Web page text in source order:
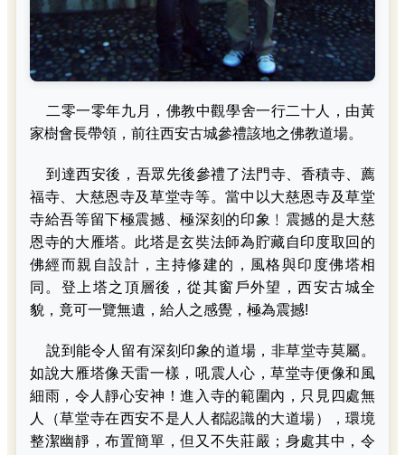
二零一零年九月，佛教中觀學舍一行二十人，由黃
家樹會長帶領，前往西安古城參禮該地之佛教道場。
到達西安後，吾眾先後參禮了法門寺、香積寺、薦
福寺、大慈恩寺及草堂寺等。當中以大慈恩寺及草堂
寺給吾等留下極震撼、極深刻的印象﹗震撼的是大慈
恩寺的大雁塔。此塔是玄奘法師為貯藏自印度取回的
佛經而親自設計，主持修建的，風格與印度佛塔相
同。登上塔之頂層後，從其窗戶外望，西安古城全
貌，竟可一覽無遺，給人之感覺，極為震撼!
說到能令人留有深刻印象的道場，非草堂寺莫屬。
如說大雁塔像天雷一樣，吼震人心，草堂寺便像和風
細雨，令人靜心安神！進入寺的範圍內，只見四處無
人（草堂寺在西安不是人人都認識的大道場），環境
整潔幽靜，布置簡單，但又不失莊嚴；身處其中，令